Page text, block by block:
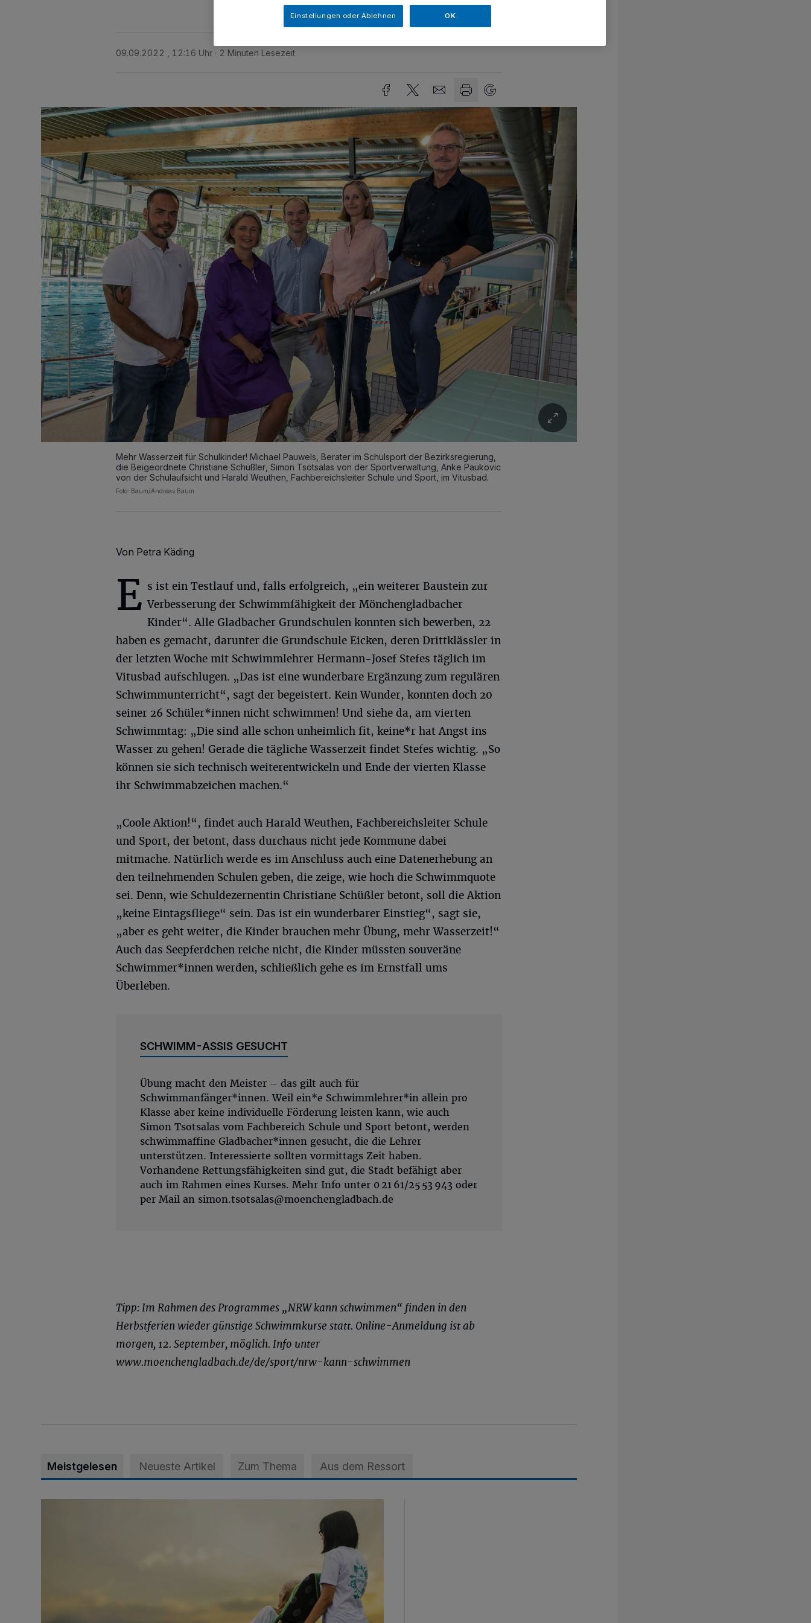
09.09.2022 , 12:16 Uhr 2 Minuten Lesezeit
Mehr Wasserzeit für Schulkinder! Michael Pauwels, Berater im Schulsport der Bezirksregierung,
die Beigeordnete Christiane Schüßler, Simon Tsotsalas von der Sportverwaltung, Anke Paukovic
von der Schulaufsicht und Harald Weuthen, Fachbereichsleiter Schule und Sport, im Vitusbad.
Foto: Baum/Andreas Baum
Von Petra Käding
E s ist ein Testlauf und, falls erfolgreich, „ein weiterer Baustein zur
Verbesserung der Schwimmfähigkeit der Mönchengladbacher
Kinder“. Alle Gladbacher Grundschulen konnten sich bewerben, 22
haben es gemacht, darunter die Grundschule Eicken, deren Drittklässler in
der letzten Woche mit Schwimmlehrer Hermann-Josef Stefes täglich im
Vitusbad aufschlugen. „Das ist eine wunderbare Ergänzung zum regulären
Schwimmunterricht“, sagt der begeistert. Kein Wunder, konnten doch 20
seiner 26 Schüler*innen nicht schwimmen! Und siehe da, am vierten
Schwimmtag: „Die sind alle schon unheimlich fit, keine*r hat Angst ins
Wasser zu gehen! Gerade die tägliche Wasserzeit findet Stefes wichtig. „So
können sie sich technisch weiterentwickeln und Ende der vierten Klasse
ihr Schwimmabzeichen machen.“
„Coole Aktion!“, findet auch Harald Weuthen, Fachbereichsleiter Schule
und Sport, der betont, dass durchaus nicht jede Kommune dabei
mitmache. Natürlich werde es im Anschluss auch eine Datenerhebung an
den teilnehmenden Schulen geben, die zeige, wie hoch die Schwimmquote
sei. Denn, wie Schuldezernentin Christiane Schüßler betont, soll die Aktion
„keine Eintagsfliege“ sein. Das ist ein wunderbarer Einstieg“, sagt sie,
„aber es geht weiter, die Kinder brauchen mehr Übung, mehr Wasserzeit!“
Auch das Seepferdchen reiche nicht, die Kinder müssten souveräne
Schwimmer*innen werden, schließlich gehe es im Ernstfall ums
Überleben.
SCHWIMM-ASSIS GESUCHT
Übung macht den Meister – das gilt auch für
Schwimmanfänger*innen. Weil ein*e Schwimmlehrer*in allein pro
Klasse aber keine individuelle Förderung leisten kann, wie auch
Simon Tsotsalas vom Fachbereich Schule und Sport betont, werden
schwimmaffine Gladbacher*innen gesucht, die die Lehrer
unterstützen. Interessierte sollten vormittags Zeit haben.
Vorhandene Rettungsfähigkeiten sind gut, die Stadt befähigt aber
auch im Rahmen eines Kurses. Mehr Info unter 0 21 61/25 53 943 oder
per Mail an simon.tsotsalas@moenchengladbach.de
Tipp: Im Rahmen des Programmes „NRW kann schwimmen“ finden in den
Herbstferien wieder günstige Schwimmkurse statt. Online-Anmeldung ist ab
morgen, 12. September, möglich. Info unter
www.moenchengladbach.de/de/sport/nrw-kann-schwimmen
Meistgelesen Neueste Artikel Zum Thema Aus dem Ressort
Einstellungen oder Ablehnen OK